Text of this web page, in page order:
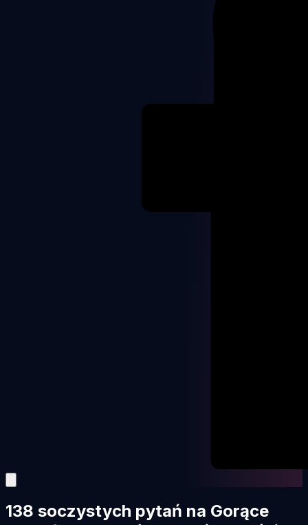
138 soczystych pytań na Gorące